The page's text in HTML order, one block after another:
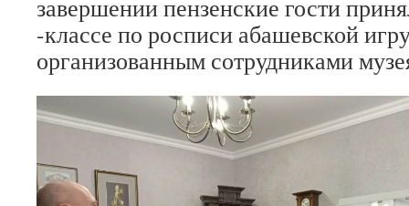
завершении пензенские гости
-классе по росписи абашевской
организованным сотрудниками